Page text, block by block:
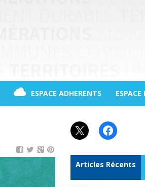
ESPACE ADHERENTS ESPACE
X
Articles Récents